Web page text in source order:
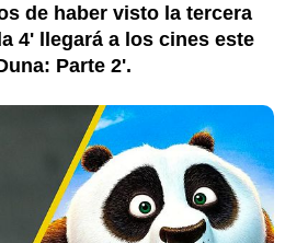
de haber visto la tercera
4' llegará a los cines este
Parte 2'.